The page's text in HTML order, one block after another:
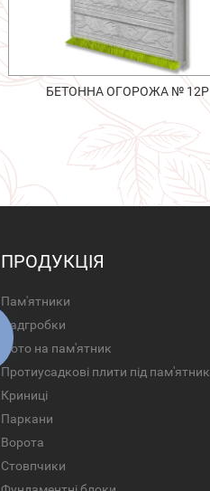
БЕТОННА ОГОРОЖА № 12Р
ПРОДУКЦІЯ
Пам'ятники
Надгробки
Фото на пам'ятник
Протиусадкові плити під пам'ятник
Криниці
Паркани
Ворота
Стовпчики